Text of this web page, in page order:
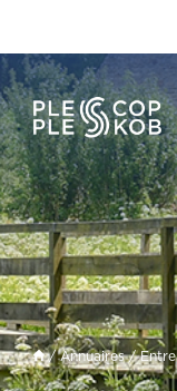
/Annuaires/